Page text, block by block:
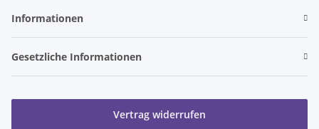
Informationen
Gesetzliche Informationen
Vertrag widerrufen